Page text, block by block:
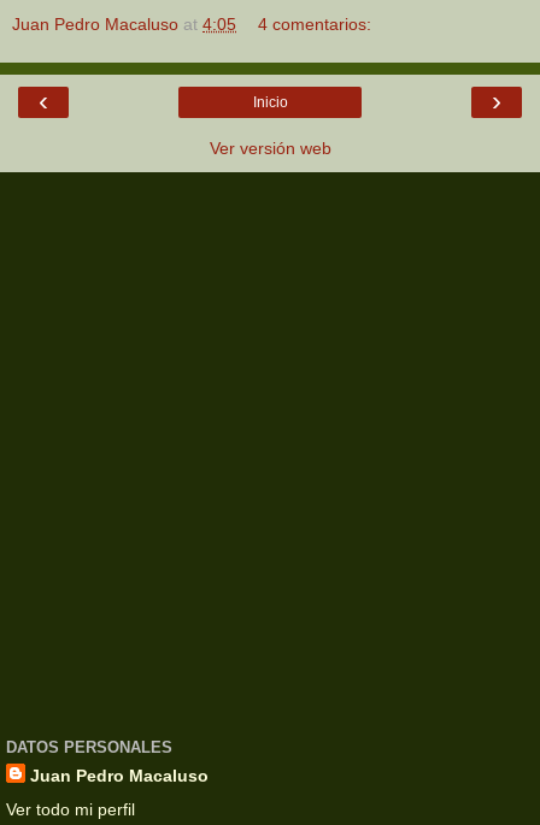
Juan Pedro Macaluso at 4:05 4 comentarios:
‹ ›
Inicio
Ver versión web
DATOS PERSONALES
Juan Pedro Macaluso
Ver todo mi perfil